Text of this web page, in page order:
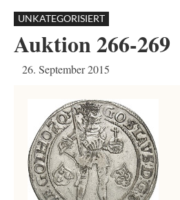
UNKATEGORISIERT
Auktion 266-269
26. September 2015